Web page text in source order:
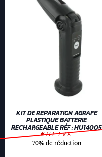
KIT DE REPARATION AGRAFE
PLASTIQUE BATTERIE
RECHARGEABLE RÉF : HU14005
€ H.T. T.V.A.
20% de réduction